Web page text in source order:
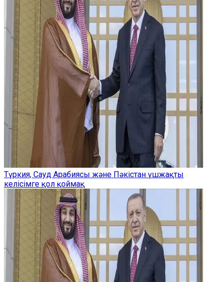
Түркия, Сауд Арабиясы және Пәкістан үшжақты
келісімге қол қоймақ